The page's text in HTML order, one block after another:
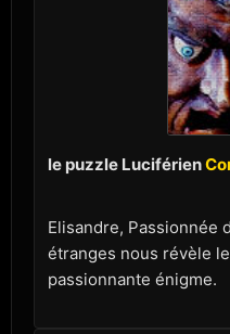
le puzzle Luciférien
Elisandre, Passionnée
étranges nous révèle
passionnante énigme.